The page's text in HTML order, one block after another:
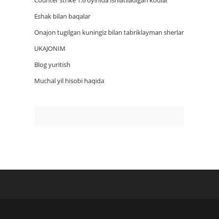
Eshak bilan baqalar
Onajon tugilgan kuningiz bilan tabriklayman sherlar
UKAJONIM
Blog yuritish
Muchal yil hisobi haqida